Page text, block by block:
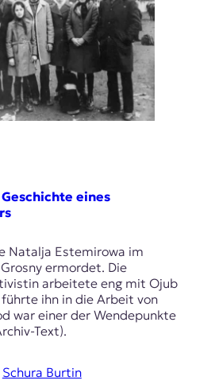
eines
Natalja Estemirowa im
ermordet. Die
arbeitete eng mit Ojub
ihn in die Arbeit von
war einer der Wendepunkte
Text).
Schura Burtin